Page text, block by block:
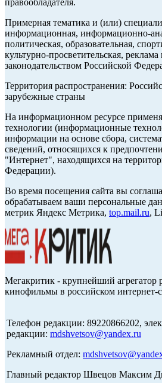
правообладателя.
Примерная тематика и (или)
информационная, информационно-
политическая, образовательная,
культурно-просветительская, реклама
законодательством Российской
Территория распространения:
зарубежные страны
На информационном ресурсе
технологии (информационные
информации на основе сбора,
сведений, относящихся к
"Интернет", находящихся на
Федерации).
Во время посещения сайта вы
обрабатываем ваши персональные
метрик Яндекс Метрика, top.mail.ru,
Мегакритик - крупнейший агрегатор
кинофильмы в российском интернет-
Телефон редакции: 89220866202,
редакции: mdshvetsov@yandex.ru
Рекламный отдел:
Главный редактор Швецов Максим